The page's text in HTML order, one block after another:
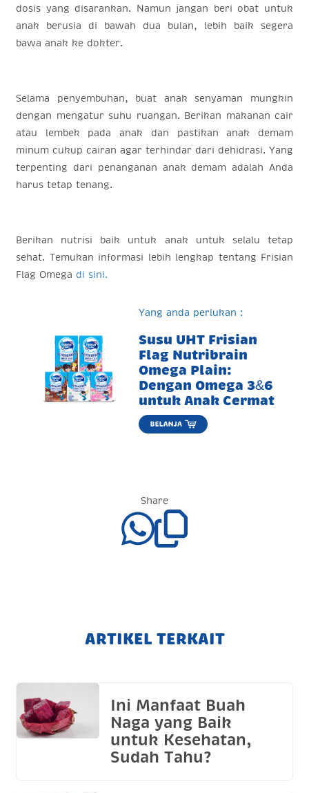
dosis yang disarankan. Namun jangan beri obat untuk
anak berusia di bawah dua bulan, lebih baik segera
bawa anak ke dokter.
Selama penyembuhan, buat anak senyaman mungkin
dengan mengatur suhu ruangan. Berikan makanan cair
atau lembek pada anak dan pastikan anak demam
minum cukup cairan agar terhindar dari dehidrasi. Yang
terpenting dari penanganan anak demam adalah Anda
harus tetap tenang.
Berikan nutrisi baik untuk anak untuk selalu tetap
sehat. Temukan informasi lebih lengkap tentang Frisian
Flag Omega di sini.
Yang anda perlukan :
Susu UHT Frisian
Flag Nutribrain
Omega Plain:
Dengan Omega 3&6
untuk Anak Cermat
Share
ARTIKEL TERKAIT
Ini Manfaat Buah
Naga yang Baik
untuk Kesehatan,
Sudah Tahu?